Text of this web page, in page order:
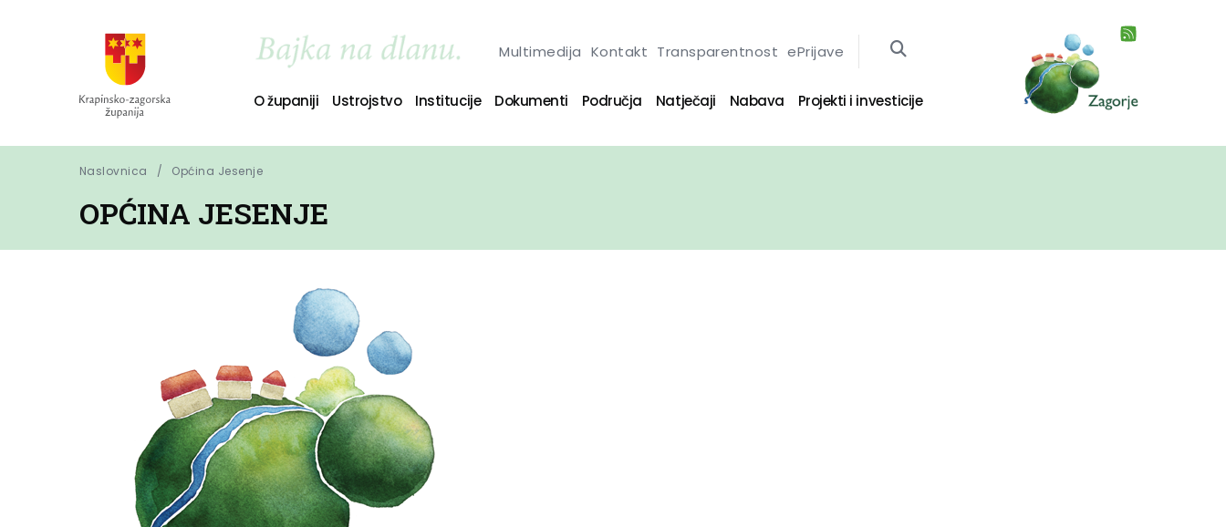
Multimedija Kontakt Transparentnost ePrijave
O županiji Ustrojstvo Institucije Dokumenti Područja Natječaji Nabava Projekti i investicije
Naslovnica Općina Jesenje
OPĆINA JESENJE